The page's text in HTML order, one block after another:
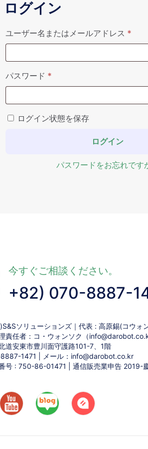
ログイン
ユーザー名またはメールアドレス *必須
パスワード *必須
ログイン状態を保存
ログイン
パスワードをお忘れです
今すぐご相談ください。
+82) 070-8887-
ソリューションズ｜代表 : 高原錫(コウォ
責任者：コ・ウォンソク（
道安東市豊川面守護路101-7、1階
1471 | メール：info@darobot.co.kr
号 : 750-86-01471 | 通信販売業申告 2019-